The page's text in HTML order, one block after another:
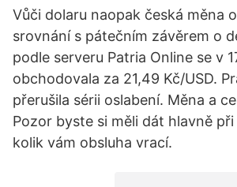
Vůči dolaru naopak česká měna
srovnání s pátečním závěrem o
podle serveru Patria Online se v
obchodovala za 21,49 Kč/USD.
přerušila sérii oslabení. Měna a
Pozor byste si měli dát hlavně
kolik vám obsluha vrací.